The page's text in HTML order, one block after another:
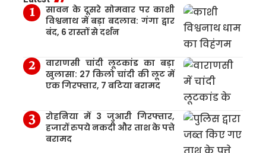
सावन के दूसरे सोमवार पर काशी
विश्वनाथ में बड़ा बदलाव: गंगा द्वार
बंद, 6 रास्तों से दर्शन
वाराणसी चांदी लूटकांड का बड़ा
खुलासा: 27 किलो चांदी की लूट में
एक गिरफ्तार, 7 बटिया बरामद
रोहनिया में 3 जुआरी गिरफ्तार,
हजारों रुपये नकदी और ताश के पत्ते
बरामद